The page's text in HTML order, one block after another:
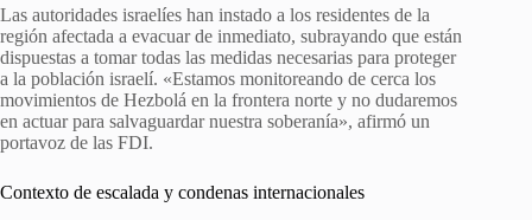
Las autoridades israelíes han instado a los residentes de la
región afectada a evacuar de inmediato, subrayando que están
dispuestas a tomar todas las medidas necesarias para proteger
a la población israelí. «Estamos monitoreando de cerca los
movimientos de Hezbolá en la frontera norte y no dudaremos
en actuar para salvaguardar nuestra soberanía», afirmó un
portavoz de las FDI.
Contexto de escalada y condenas internacionales